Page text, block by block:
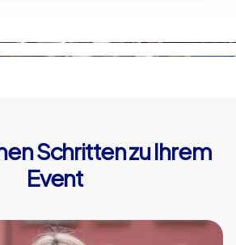
Schritten zu Ihrem
Event